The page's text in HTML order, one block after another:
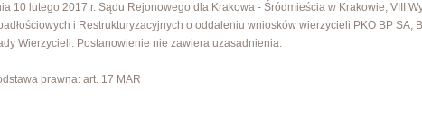
10 lutego 2017 r. Sądu Rejonowego dla Krakowa - Śródmieścia w Krakowie, VIII
i Restrukturyzacyjnych o oddaleniu wniosków wierzycieli PKO BP SA,
Wierzycieli. Postanowienie nie zawiera uzasadnienia.
prawna: art. 17 MAR